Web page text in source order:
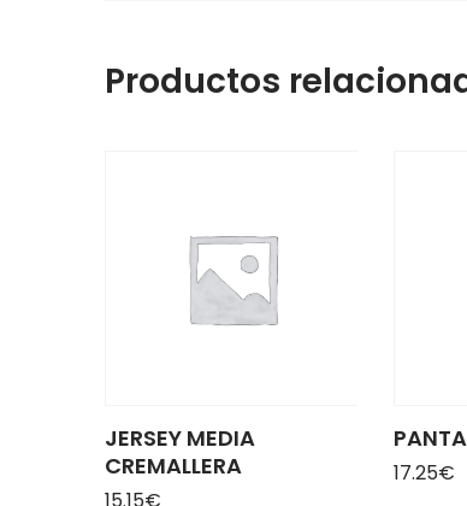
Productos
JERSEY MEDIA
CREMALLERA
17.25€